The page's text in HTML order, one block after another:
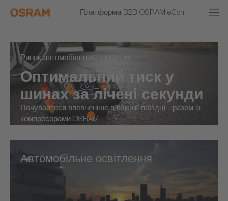
Платформа B2B OSRAM eCom
Ринок автомобільних запчастин
Оптимальний тиск у
шинах за лічені секунди
Почувайтеся впевненіше в кожній поїздці - разом із
компресорами OSRAM
Автомобільне освітлення